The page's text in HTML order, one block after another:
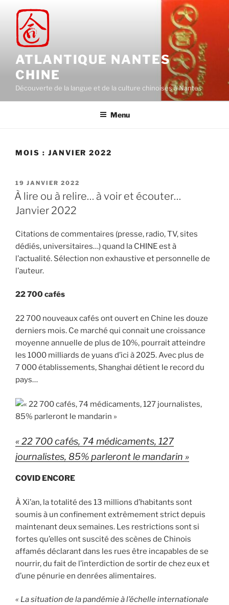
contenu
principal
ATLANTIQUE NANTES
CHINE
Découverte de la langue et de la culture chinoises à Nantes
Menu
MOIS : JANVIER 2022
PUBLIÉ
LE
19 JANVIER 2022
À lire ou à relire… à voir et écouter…
Janvier 2022
Citations de commentaires (presse, radio, TV, sites
dédiés, universitaires…) quand la CHINE est à
l’actualité. Sélection non exhaustive et personnelle de
l’auteur.
22 700 cafés
22 700 nouveaux cafés ont ouvert en Chine les douze
derniers mois. Ce marché qui connait une croissance
moyenne annuelle de plus de 10%, pourrait atteindre
les 1000 milliards de yuans d’ici à 2025. Avec plus de
7 000 établissements, Shanghai détient le record du
pays…
« 22 700 cafés, 74 médicaments, 127
journalistes, 85% parleront le mandarin »
COVID ENCORE
À Xi’an, la totalité des 13 millions d’habitants sont
soumis à un confinement extrêmement strict depuis
maintenant deux semaines. Les restrictions sont si
fortes qu’elles ont suscité des scènes de Chinois
affamés déclarant dans les rues être incapables de se
nourrir, du fait de l’interdiction de sortir de chez eux et
d’une pénurie en denrées alimentaires.
« La situation de la pandémie à l’échelle internationale